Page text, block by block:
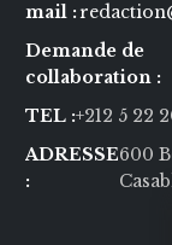
mail :
Demande de
collaboration :
TEL :+212 5 22
ADRESSE
:
600